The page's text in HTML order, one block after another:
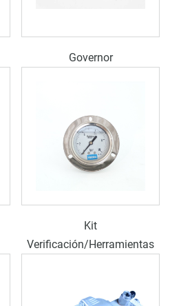
Governor
Kit
Verificación/Herramientas